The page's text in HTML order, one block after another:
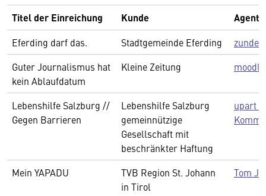
Titel der Einreichung
Kunde
Eferding darf das. Stadtgemeinde Eferding
zunder
Guter Journalismus hat
kein Ablaufdatum
Kleine Zeitung
Lebenshilfe Salzburg //
Gegen Barrieren
Lebenshilfe Salzburg
gemeinnützige
Gesellschaft mit
beschränkter Haftung
upart
Mein YAPADU
TVB Region St. Johann
in Tirol
Tom